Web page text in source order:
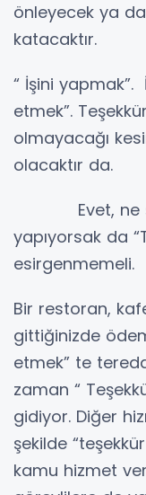
önleyecek ya
katacaktır.
“ İşini
etmek”.
olmayacağı
olacaktır da.
Evet, ne
yapıyorsak da
esirgenmemeli.
Bir restoran,
gittiğinizde
etmek” te
zaman “
gidiyor. Diğer
şekilde
kamu hizmet